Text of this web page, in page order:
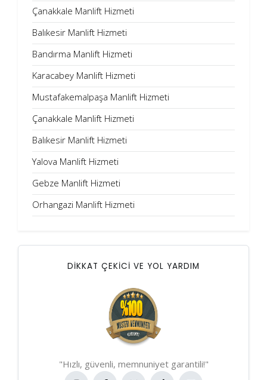
Çanakkale Manlift Hizmeti
Balıkesir Manlift Hizmeti
Bandırma Manlift Hizmeti
Karacabey Manlift Hizmeti
Mustafakemalpaşa Manlift Hizmeti
Çanakkale Manlift Hizmeti
Balıkesir Manlift Hizmeti
Yalova Manlift Hizmeti
Gebze Manlift Hizmeti
Orhangazi Manlift Hizmeti
DİKKAT ÇEKİCİ VE YOL YARDIM
"Hızlı, güvenli, memnuniyet garantili!"